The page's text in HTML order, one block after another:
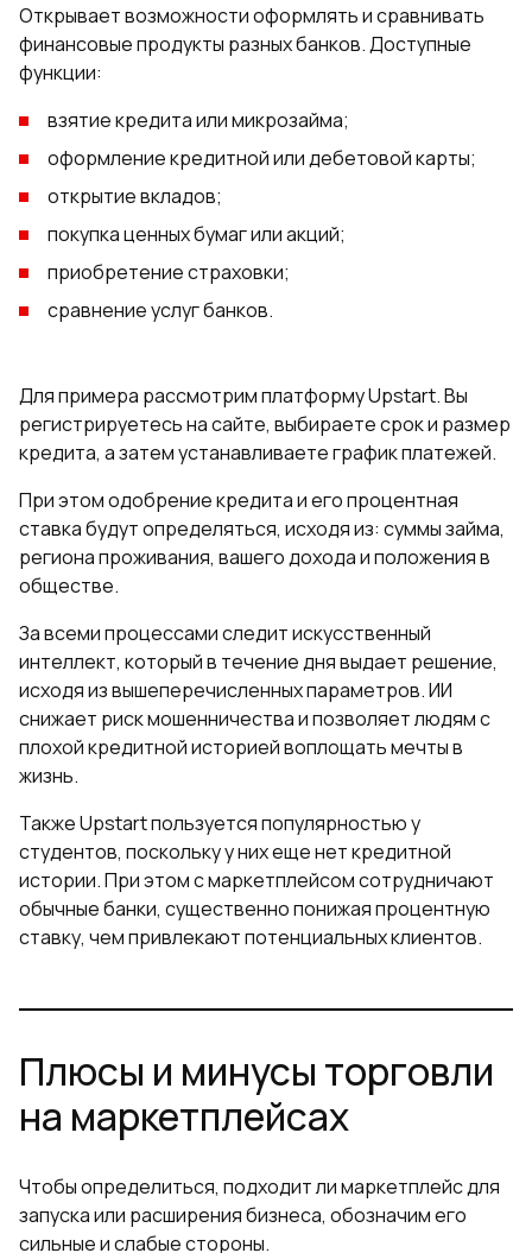
Открывает возможности оформлять и сравнивать
финансовые продукты разных банков. Доступные
функции:
взятие кредита или микрозайма;
оформление кредитной или дебетовой карты;
открытие вкладов;
покупка ценных бумаг или акций;
приобретение страховки;
сравнение услуг банков.
Для примера рассмотрим платформу Upstart. Вы
регистрируетесь на сайте, выбираете срок и размер
кредита, а затем устанавливаете график платежей.
При этом одобрение кредита и его процентная
ставка будут определяться, исходя из: суммы займа,
региона проживания, вашего дохода и положения в
обществе.
За всеми процессами следит искусственный
интеллект, который в течение дня выдает решение,
исходя из вышеперечисленных параметров. ИИ
снижает риск мошенничества и позволяет людям с
плохой кредитной историей воплощать мечты в
жизнь.
Также Upstart пользуется популярностью у
студентов, поскольку у них еще нет кредитной
истории. При этом с маркетплейсом сотрудничают
обычные банки, существенно понижая процентную
ставку, чем привлекают потенциальных клиентов.
Плюсы и минусы торговли
на маркетплейсах
Чтобы определиться, подходит ли маркетплейс для
запуска или расширения бизнеса, обозначим его
сильные и слабые стороны.